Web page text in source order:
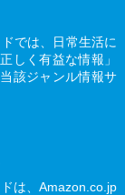
では、日常生活に
しく有益な情報」
該ジャンル情報サ
は、Amazon.co.jp